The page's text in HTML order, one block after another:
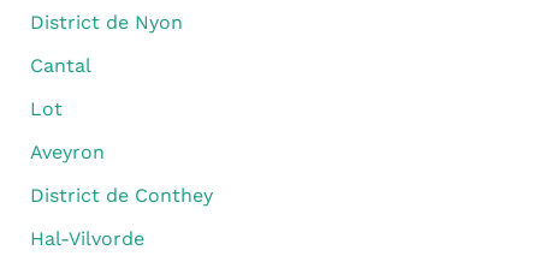
District de Nyon
Cantal
Lot
Aveyron
District de Conthey
Hal-Vilvorde